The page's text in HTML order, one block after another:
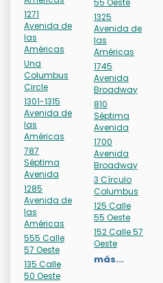
1271
Avenida de
las
Américas
Una
Columbus
Circle
1301-1315
Avenida de
las
Américas
787
Séptima
Avenida
1285
Avenida de
las
Américas
555 Calle
57 Oeste
135 Calle
50 Oeste
55 Oeste
1325
Avenida de
las
Américas
1745
Avenida
Broadway
810
Séptima
Avenida
1700
Avenida
Broadway
3 Círculo
Columbus
125 Calle
55 Oeste
152 Calle 57
Oeste
más...